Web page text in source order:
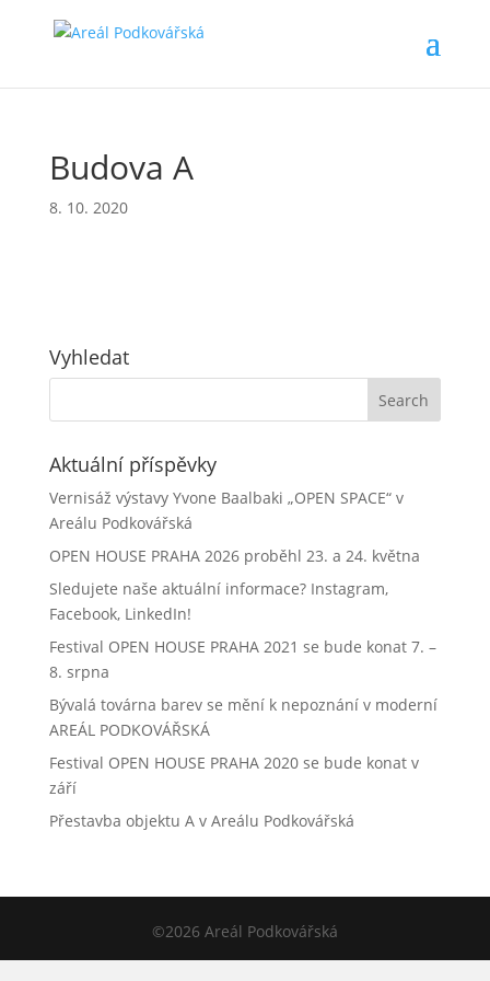
Budova A
8. 10. 2020
Vyhledat
Aktuální příspěvky
Vernisáž výstavy Yvone Baalbaki „OPEN SPACE“ v
Areálu Podkovářská
OPEN HOUSE PRAHA 2026 proběhl 23. a 24. května
Sledujete naše aktuální informace? Instagram,
Facebook, LinkedIn!
Festival OPEN HOUSE PRAHA 2021 se bude konat 7. –
8. srpna
Bývalá továrna barev se mění k nepoznání v moderní
AREÁL PODKOVÁŘSKÁ
Festival OPEN HOUSE PRAHA 2020 se bude konat v
září
Přestavba objektu A v Areálu Podkovářská
©2026 Areál Podkovářská